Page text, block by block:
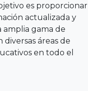
es proporcionar
actualizada y
gama de
diversas áreas de
en todo el